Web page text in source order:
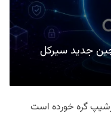
جدید سیرکل
گره خورده است